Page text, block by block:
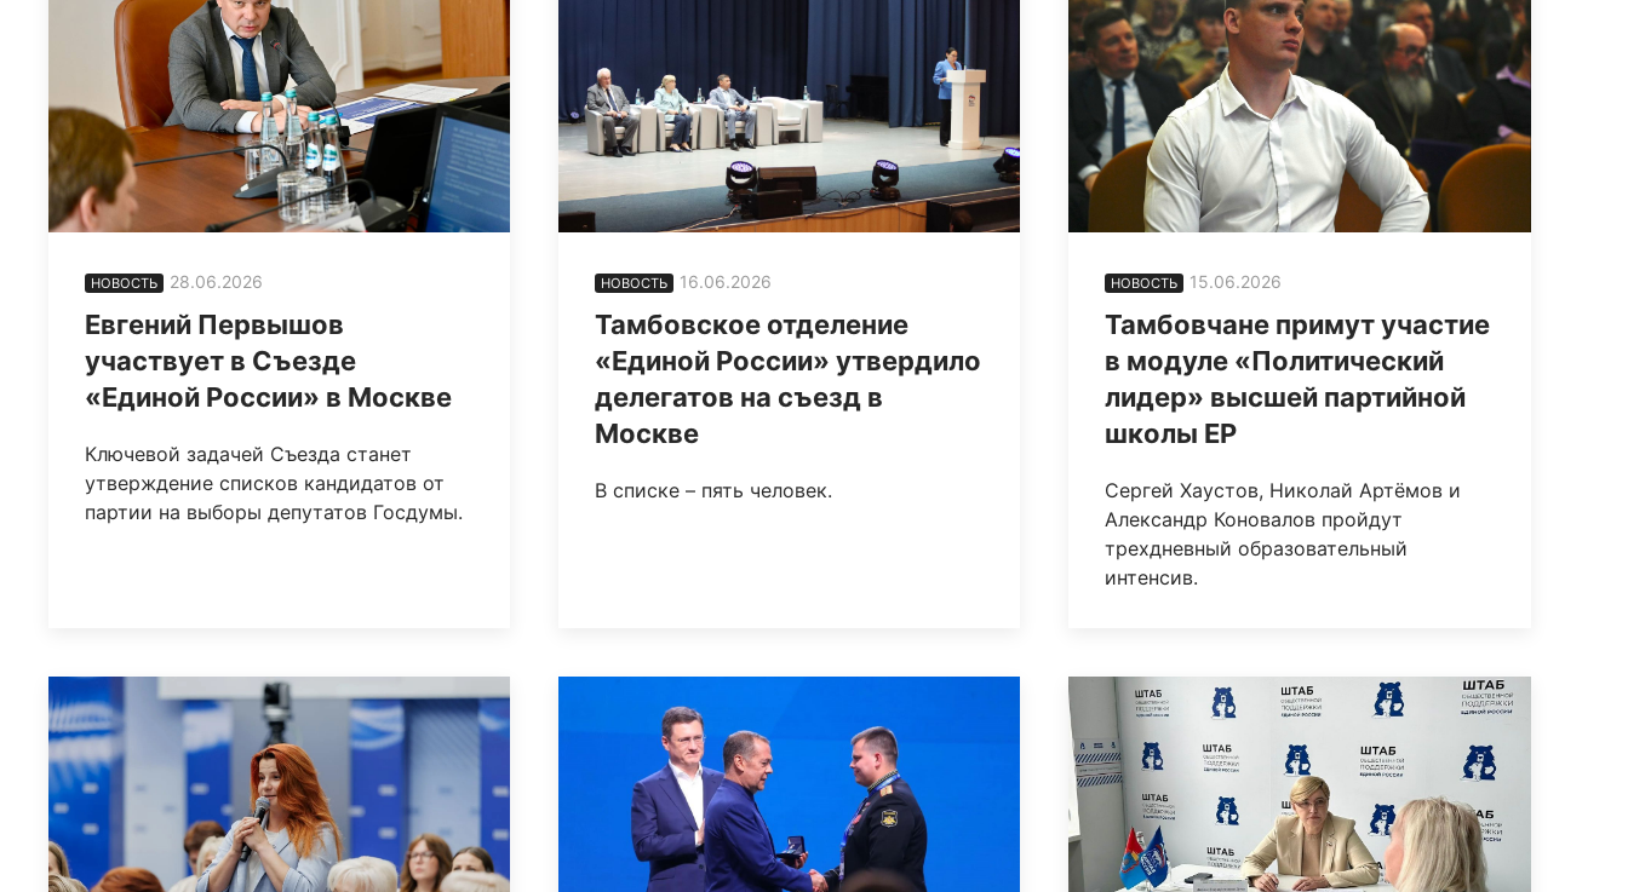
НОВОСТЬ 28.06.2026
Евгений Первышов
участвует в Съезде
«Единой России» в Москве
Ключевой задачей Съезда станет
утверждение списков кандидатов от
партии на выборы депутатов Госдумы.
НОВОСТЬ 16.06.2026
Тамбовское отделение
«Единой России» утвердило
делегатов на съезд в
Москве
В списке – пять человек.
НОВОСТЬ 15.06.2026
Тамбовчане примут участие
в модуле «Политический
лидер» высшей партийной
школы ЕР
Сергей Хаустов, Николай Артёмов и
Александр Коновалов пройдут
трехдневный образовательный
интенсив.